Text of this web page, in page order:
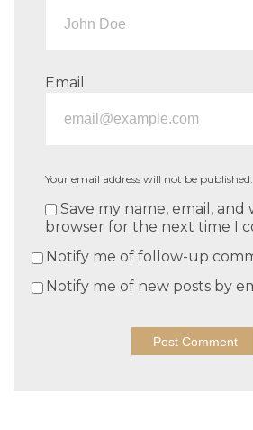
Email
Your email address will not be published.
Save my name, email, and
browser for the next time I
Notify me of follow-up
Notify me of new posts by